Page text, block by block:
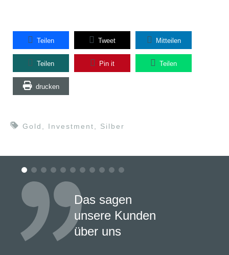
Teilen Tweet Mitteilen
Teilen Pin it Teilen
drucken
Gold Investment Silber
Das sagen
unsere Kunden
über uns